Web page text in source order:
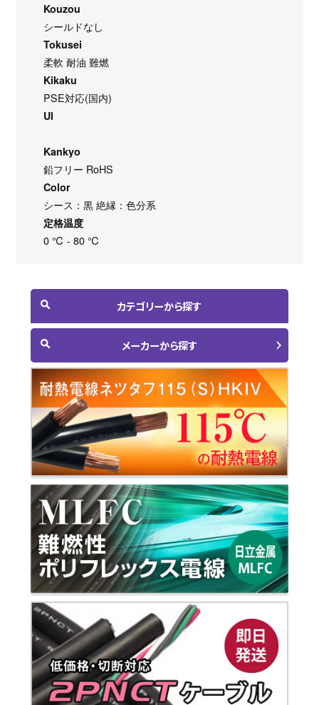
Kouzou
シールドなし
Tokusei
柔軟 耐油 難燃
Kikaku
PSE対応(国内)
Ul
Kankyo
鉛フリー RoHS
Color
シース：黒 絶縁：色分系
定格温度
0 ℃ - 80 ℃
カテゴリーから探す
メーカーから探す